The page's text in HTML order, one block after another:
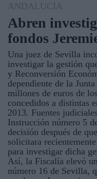
ANDALUCÍA
Abren
fondos
Una juez de Sevilla
investigar la gestión
y Reconversión
dependiente de la
millones de euros de
concedidos a distintas
2013. Fuentes
Instrucción número 5
decisión después de
solicitara
para investigar dicha
Así, la Fiscalía elevó
número 16 de Sevilla,